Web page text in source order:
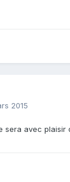
2015
sera avec plaisir